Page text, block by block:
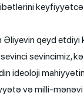
Əliyevin qeyd etdiyi
sevinci sevincimiz,
ideoloji
və milli-